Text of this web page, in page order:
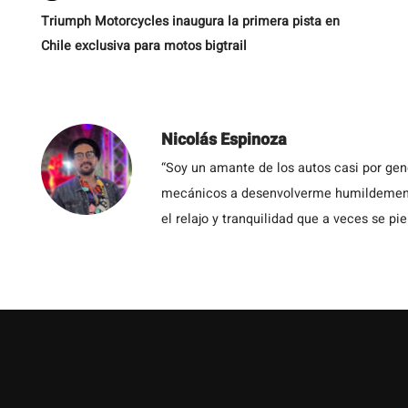
Triumph Motorcycles inaugura la primera pista en
Chile exclusiva para motos bigtrail
Nicolás Espinoza
“Soy un amante de los autos casi por
mecánicos a desenvolverme
el relajo y tranquilidad que a veces se